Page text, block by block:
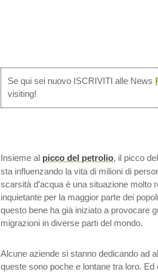
Se qui sei nuovo ISCRIVITI alle News
visiting!
Insieme al picco del petrolio, il picco
sta influenzando la vita di milioni di
scarsità d’acqua è una situazione molto
inquietante per la maggior parte dei
questo bene ha già iniziato a provocare
migrazioni in diverse parti del mondo.
Alcune aziende si stanno dedicando ad
queste sono poche e lontane tra loro. Ed